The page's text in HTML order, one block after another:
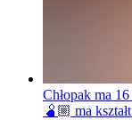
Chłopak ma
🫄🏼 ma